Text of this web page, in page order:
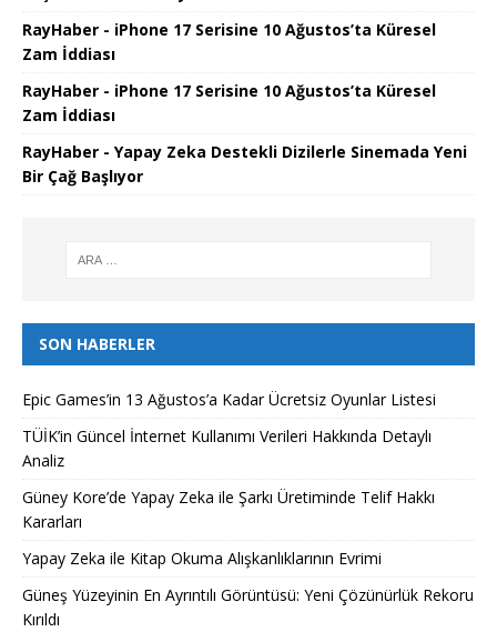
RayHaber - iPhone 17 Serisine 10 Ağustos’ta Küresel
Zam İddiası
RayHaber - iPhone 17 Serisine 10 Ağustos’ta Küresel
Zam İddiası
RayHaber - Yapay Zeka Destekli Dizilerle Sinemada Yeni
Bir Çağ Başlıyor
SON HABERLER
Epic Games’in 13 Ağustos’a Kadar Ücretsiz Oyunlar Listesi
TÜİK’in Güncel İnternet Kullanımı Verileri Hakkında Detaylı
Analiz
Güney Kore’de Yapay Zeka ile Şarkı Üretiminde Telif Hakkı
Kararları
Yapay Zeka ile Kitap Okuma Alışkanlıklarının Evrimi
Güneş Yüzeyinin En Ayrıntılı Görüntüsü: Yeni Çözünürlük Rekoru
Kırıldı